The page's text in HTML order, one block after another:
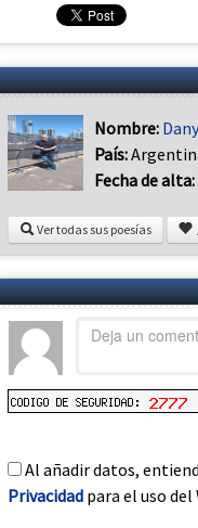
Nombre: Dany
País:
Fecha de alta:
Ver todas sus poesías
Al añadir datos,
Privacidad para el uso del